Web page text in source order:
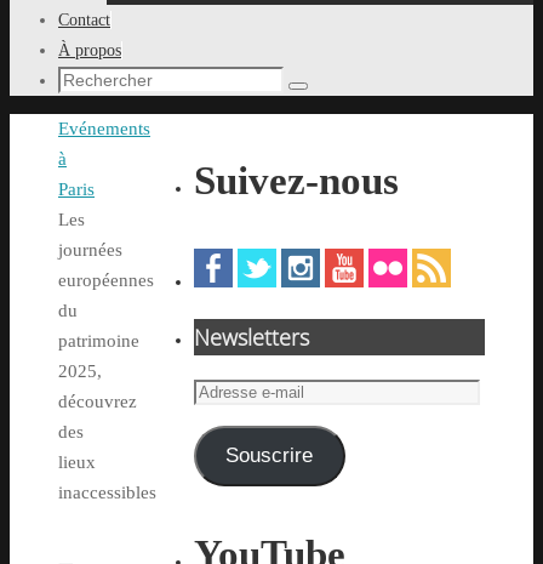
Contact
À propos
Recherche
:
Rechercher
Accueil
Evénements
à
Paris
Les
journées
européennes
du
patrimoine
2025,
découvrez
des
lieux
inaccessibles
Suivez-nous
Newsletters
Adresse
mail Souscrire
YouTube